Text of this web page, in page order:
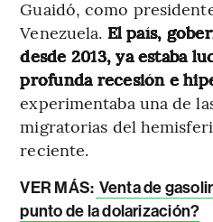
Guaidó, como
Venezuela. El país,
desde 2013, ya estaba
profunda recesión e
experimentaba una de
migratorias del
reciente.
VER MÁS: Venta de
punto de la dolarización?